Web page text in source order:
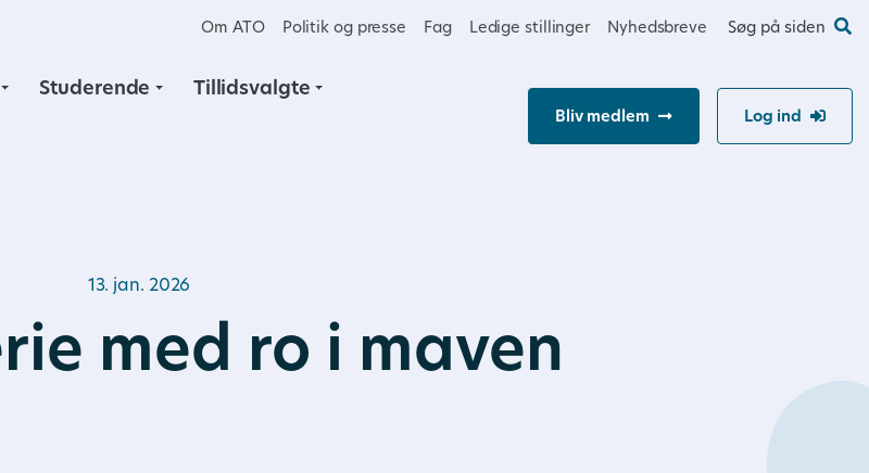
Om ATO Politik og presse Fag Ledige stillinger Nyhedsbreve Søg på siden
Studerende Tillidsvalgte
Bliv medlem Log ind
13. jan. 2026
med ro i maven